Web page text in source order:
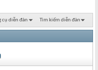
cụ diễn đàn Tìm kiếm diễn đàn